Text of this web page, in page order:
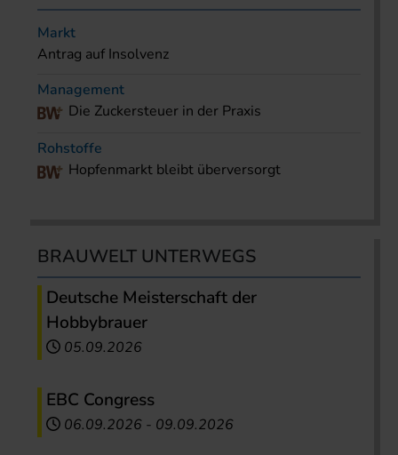
Markt
Antrag auf Insolvenz
Management
Die Zuckersteuer in der Praxis
Rohstoffe
Hopfenmarkt bleibt überversorgt
BRAUWELT UNTERWEGS
Deutsche Meisterschaft der
Hobbybrauer
05.09.2026
EBC Congress
06.09.2026 - 09.09.2026